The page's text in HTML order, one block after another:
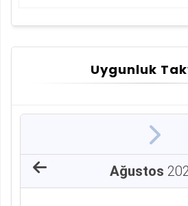
Uygunluk
Ağustos